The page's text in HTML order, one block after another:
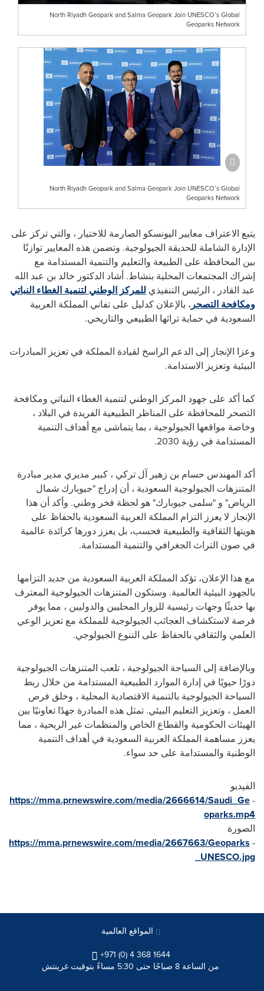
North Riyadh Geopark and Salma Geopark Join UNESCO’s Global
Geoparks Network
North Riyadh Geopark and Salma Geopark Join UNESCO’s Global
Geoparks Network
يتبع الاعتراف معايير اليونسكو الصارمة للاختيار ، والتي تركز على
الإدارة الشاملة للحديقة الجيولوجية. وتضمن هذه المعايير توازنًا
بين المحافظة على الطبيعة والتعليم والتنمية المستدامة مع
إشراك المجتمعات المحلية بنشاط. أشاد الدكتور خالد بن عبد الله
عبد القادر ، الرئيس التنفيذي للمركز الوطني لتنمية الغطاء النباتي
ومكافحة التصحر، بالإعلان كدليل على تفاني المملكة العربية
السعودية في حماية تراثها الطبيعي والتاريخي.
وعزا الإنجاز إلى الدعم الراسخ لقيادة المملكة في تعزيز المبادرات
البيئية وتعزيز الاستدامة.
كما أكد على جهود المركز الوطني لتنمية الغطاء النباتي ومكافحة
التصحر للمحافظة على المناظر الطبيعية الفريدة في البلاد ،
وخاصة مواقعها الجيولوجية ، بما يتماشى مع أهداف التنمية
المستدامة في رؤية 2030.
أكد المهندس حسام بن زهير آل تركي ، كبير مديري مدير مبادرة
المتنزهات الجيولوجية السعودية ، أن إدراج "جيوبارك شمال
الرياض" و "سلمى جيوبارك" هو لحظة فخر وطني. وأكد أن هذا
الإنجاز لا يعزز التزام المملكة العربية السعودية بالحفاظ على
هويتها الثقافية والطبيعية فحسب، بل يعزز دورها كرائدة عالمية
في صون التراث الجغرافي والتنمية المستدامة.
مع هذا الإعلان، تؤكد المملكة العربية السعودية من جديد التزامها
بالجهود البيئية العالمية. وستكون المتنزهات الجيولوجية المعترف
بها حديثًا وجهات رئيسية للزوار المحليين والدوليين ، مما يوفر
فرصة لاستكشاف العجائب الجيولوجية للمملكة مع تعزيز الوعي
العلمي والثقافي بالحفاظ على التنوع الجيولوجي.
وبالإضافة إلى السياحة الجيولوجية ، تلعب المتنزهات الجيولوجية
دورًا حيويًا في إدارة الموارد الطبيعية المستدامة من خلال ربط
السياحة الجيولوجية بالتنمية الاقتصادية المحلية ، وخلق فرص
العمل ، وتعزيز التعليم البيئي. تمثل هذه المبادرة جهدًا تعاونيًا بين
الهيئات الحكومية والقطاع الخاص والمنظمات غير الربحية ، مما
يعزز مساهمة المملكة العربية السعودية في أهداف التنمية
الوطنية والمستدامة على حد سواء.
الفيديو
-
https://mma.prnewswire.com/media/2666614/Saudi_Ge
oparks.mp4
الصورة
-
https://mma.prnewswire.com/media/2667663/Geoparks
_UNESCO.jpg
+971 (0) 4 368 1644
من الساعة 8 صباحًا حتى 5:30 مساءً بتوقيت غرينتش